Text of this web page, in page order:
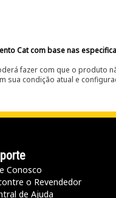
Cat com base nas
fazer com que o produto
sua condição atual e
Conosco
o Revendedor
de Ajuda